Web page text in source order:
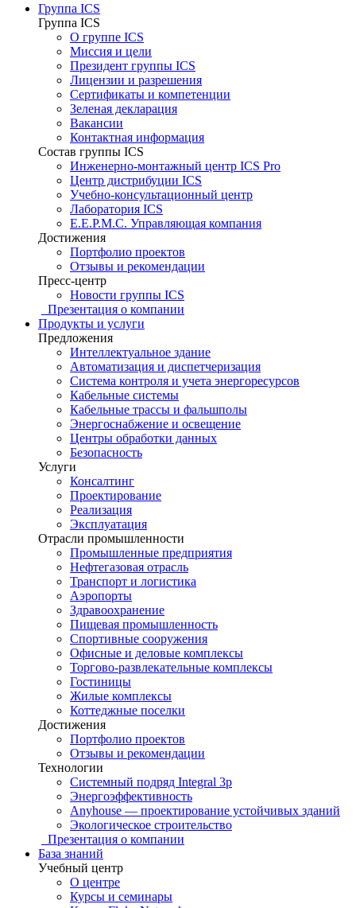
Группа ICS
Группа ICS
О группе ICS
Миссия и цели
Президент группы ICS
Лицензии и разрешения
Сертификаты и компетенции
Зеленая декларация
Вакансии
Контактная информация
Состав группы ICS
Инженерно-монтажный центр ICS Pro
Центр дистрибуции ICS
Учебно-консультационный центр
Лаборатория ICS
E.E.P.M.C. Управляющая компания
Достижения
Портфолио проектов
Отзывы и рекомендации
Пресс-центр
Новости группы ICS
Презентация о компании
Продукты и услуги
Предложения
Интеллектуальное здание
Автоматизация и диспетчеризация
Система контроля и учета энергоресурсов
Кабельные системы
Кабельные трассы и фальшполы
Энергоснабжение и освещение
Центры обработки данных
Безопасность
Услуги
Консалтинг
Проектирование
Реализация
Эксплуатация
Отрасли промышленности
Промышленные предприятия
Нефтегазовая отрасль
Транспорт и логистика
Аэропорты
Здравоохранение
Пищевая промышленность
Спортивные сооружения
Офисные и деловые комплексы
Торгово-развлекательные комплексы
Гостиницы
Жилые комплексы
Коттеджные поселки
Достижения
Портфолио проектов
Отзывы и рекомендации
Технологии
Системный подряд Integral 3p
Энергоэффективность
Anyhouse — проектирование устойчивых зданий
Экологическое строительство
Презентация о компании
База знаний
Учебный центр
О центре
Курсы и семинары